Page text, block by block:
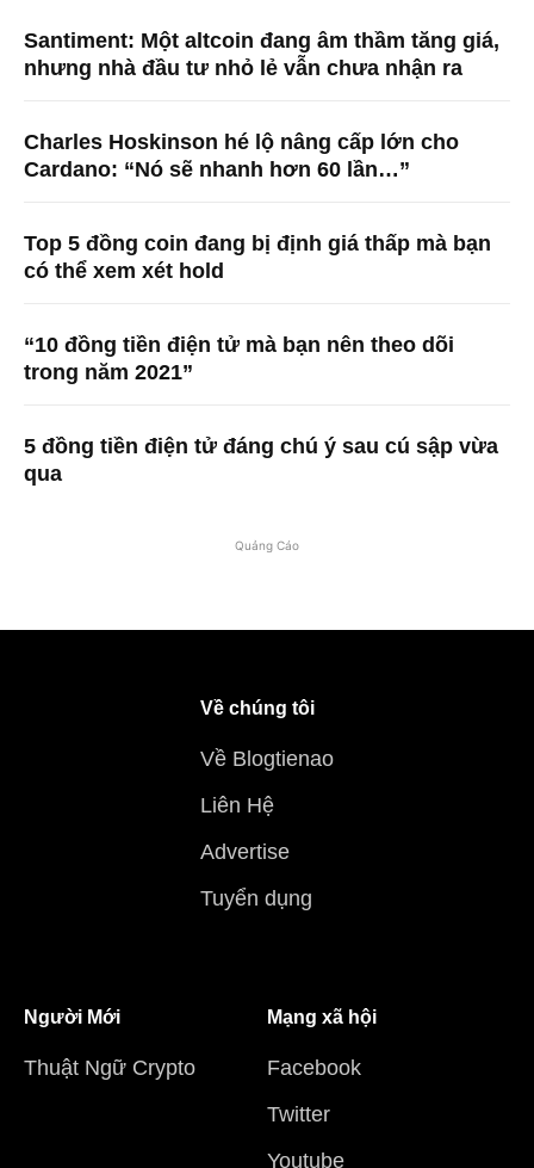
Santiment: Một altcoin đang âm thầm tăng giá,
nhưng nhà đầu tư nhỏ lẻ vẫn chưa nhận ra
Charles Hoskinson hé lộ nâng cấp lớn cho
Cardano: “Nó sẽ nhanh hơn 60 lần…”
Top 5 đồng coin đang bị định giá thấp mà bạn
có thể xem xét hold
“10 đồng tiền điện tử mà bạn nên theo dõi
trong năm 2021”
5 đồng tiền điện tử đáng chú ý sau cú sập vừa
qua
Quảng Cáo
Về chúng tôi
Về Blogtienao
Liên Hệ
Advertise
Tuyển dụng
Người Mới
Thuật Ngữ Crypto
Mạng xã hội
Facebook
Twitter
Youtube